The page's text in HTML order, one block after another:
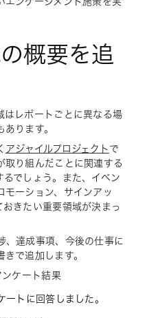
概要を追
はレポートごとに異なる場
ります。
アジャイルプロジェクト で
取り組んだことに関連する
るでしょう。また、イベン
モーション、サインアッ
おきたい重要領域が決まっ
、達成事項、今後の仕事に
で追加します。
ンケート結果
トに回答しました。